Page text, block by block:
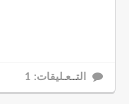
التــعـليقات: 1